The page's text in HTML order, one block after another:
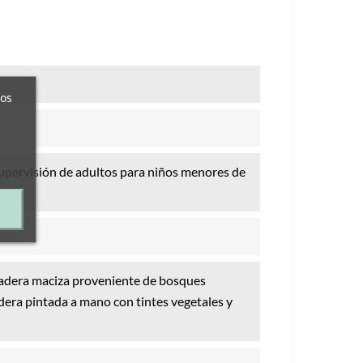
de adultos para niños menores de
maciza proveniente de bosques
pintada a mano con tintes vegetales y